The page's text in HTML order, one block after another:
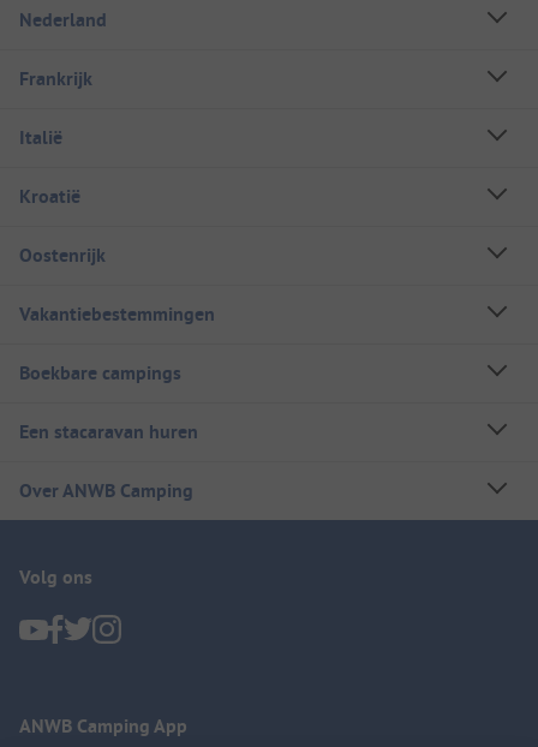
Nederland
Frankrijk
Italië
Kroatië
Oostenrijk
Vakantiebestemmingen
Boekbare campings
Een stacaravan huren
Over ANWB Camping
Volg ons
ANWB Camping App